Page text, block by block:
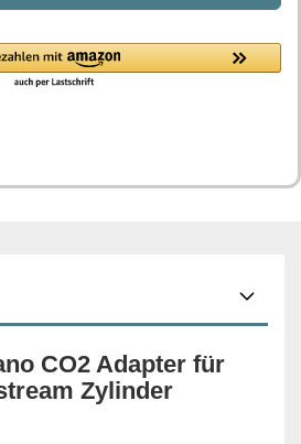
CO2 Adapter für
Zylinder